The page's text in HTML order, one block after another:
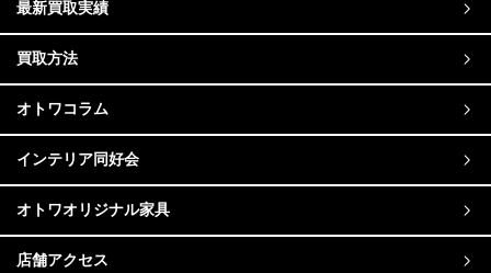
最新買取実績
買取方法
オトワコラム
インテリア同好会
オトワオリジナル家具
店舗アクセス